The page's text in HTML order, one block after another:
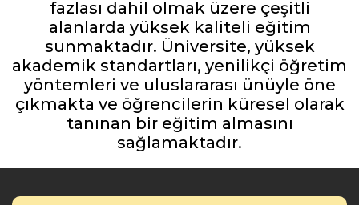
fazlası dahil olmak üzere çeşitli
alanlarda yüksek kaliteli eğitim
sunmaktadır. Üniversite, yüksek
akademik standartları, yenilikçi öğretim
yöntemleri ve uluslararası ünüyle öne
çıkmakta ve öğrencilerin küresel olarak
tanınan bir eğitim almasını
sağlamaktadır.